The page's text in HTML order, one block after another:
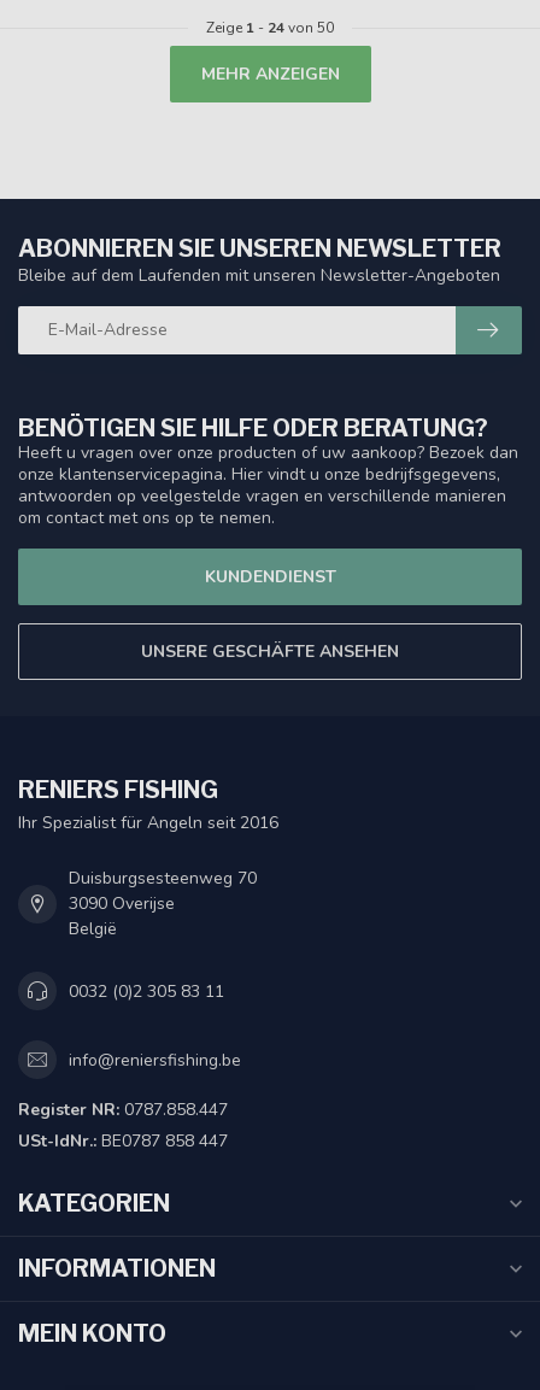
Zeige 1 - 24von 50
MEHR ANZEIGEN
BENÖTIGEN SIE HILFE ODER BERATUNG?
Heeft u vragen over onze producten of uw aankoop? Bezoek dan
onze klantenservicepagina. Hier vindt u onze bedrijfsgegevens,
antwoorden op veelgestelde vragen en verschillende manieren
om contact met ons op te nemen.
KUNDENDIENST
UNSERE GESCHÄFTE ANSEHEN
ABONNIEREN SIE UNSEREN NEWSLETTER
Bleibe auf dem Laufenden mit unseren Newsletter-Angeboten
RENIERS FISHING
Ihr Spezialist für Angeln seit 2016
Duisburgsesteenweg 70
3090 Overijse
België
0032 (0)2 305 83 11
info@reniersfishing.be
Register NR: 0787.858.447
USt-IdNr.: BE0787 858 447
KATEGORIEN
INFORMATIONEN
MEIN KONTO